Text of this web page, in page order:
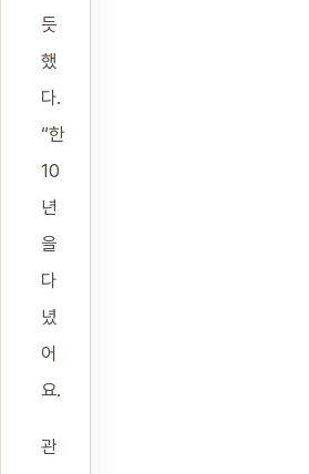
듯
했
다.
“한
10
년
을
다
녔
어
요.
관